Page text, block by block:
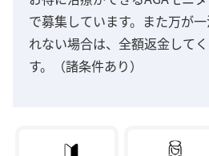
で募集しています。また万が
れない場合は、全額返金して
す。（諸条件あり）